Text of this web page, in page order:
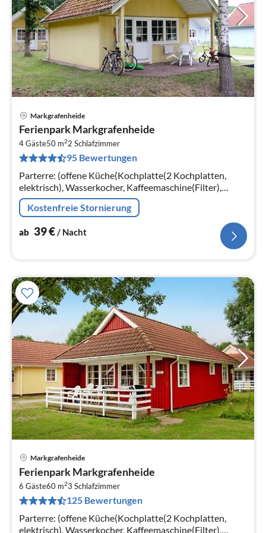
Markgrafenheide
Ferienpark Markgrafenheide
4 Gäste50 m22 Schlafzimmer
95 Bewertungen
Parterre: (offene Küche(Kochplatte(2 Kochplatten,
elektrisch), Wasserkocher, Kaffeemaschine(Filter),
Kühlschrank), Wohn/Esszimmer(TV(Satellit), Esstisch,
Sitzecke, Radio)
Kostenfreie Stornierung
ab 39€/ Nacht
Markgrafenheide
Ferienpark Markgrafenheide
6 Gäste60 m23 Schlafzimmer
125 Bewertungen
Parterre: (offene Küche(Kochplatte(2 Kochplatten,
elektrisch), Wasserkocher, Kaffeemaschine(Filter),